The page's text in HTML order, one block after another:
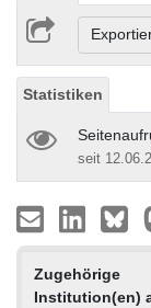
Statistiken
seit
Zugehörige
Institution(en)